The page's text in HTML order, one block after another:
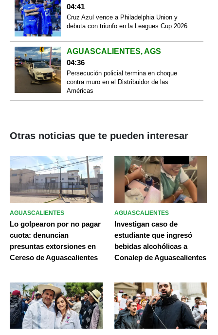
04:41
Cruz Azul vence a Philadelphia Union y
debuta con triunfo en la Leagues Cup 2026
AGUASCALIENTES, AGS
04:36
Persecución policial termina en choque
contra muro en el Distribuidor de las
Américas
Otras noticias que te pueden interesar
AGUASCALIENTES
Lo golpearon por no pagar
cuota: denuncian
presuntas extorsiones en
Cereso de Aguascalientes
AGUASCALIENTES
Investigan caso de
estudiante que ingresó
bebidas alcohólicas a
Conalep de Aguascalientes